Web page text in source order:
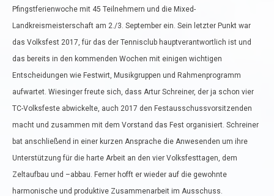
Pfingstferienwoche mit 45 Teilnehmern und die Mixed-
Landkreismeisterschaft am 2./3. September ein. Sein letzter Punkt war
das Volksfest 2017, für das der Tennisclub hauptverantwortlich ist und
das bereits in den kommenden Wochen mit einigen wichtigen
Entscheidungen wie Festwirt, Musikgruppen und Rahmenprogramm
aufwartet. Wiesinger freute sich, dass Artur Schreiner, der ja schon vier
TC-Volksfeste abwickelte, auch 2017 den Festausschussvorsitzenden
macht und zusammen mit dem Vorstand das Fest organisiert. Schreiner
bat anschließend in einer kurzen Ansprache die Anwesenden um ihre
Unterstützung für die harte Arbeit an den vier Volksfesttagen, dem
Zeltaufbau und –abbau. Ferner hofft er wieder auf die gewohnte
harmonische und produktive Zusammenarbeit im Ausschuss.